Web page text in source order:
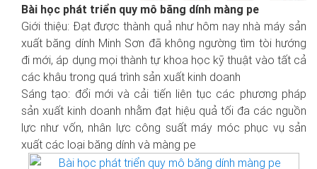
Bài học phát triển quy mô băng dính màng pe
Giới thiệu: Đạt được thành quả như hôm nay nhà máy sản
xuất băng dính Minh Sơn đã không ngường tìm tòi hướng
đi mới, áp dụng mọi thành tự khoa học kỹ thuật vào tất cả
các khâu trong quá trình sản xuất kinh doanh
Sáng tạo: đổi mới và cải tiến liên tục các phương pháp
sản xuất kinh doanh nhằm đạt hiệu quả tối đa các nguồn
lực như vốn, nhân lực công suất máy móc phục vụ sản
xuất các loại băng dính và màng pe